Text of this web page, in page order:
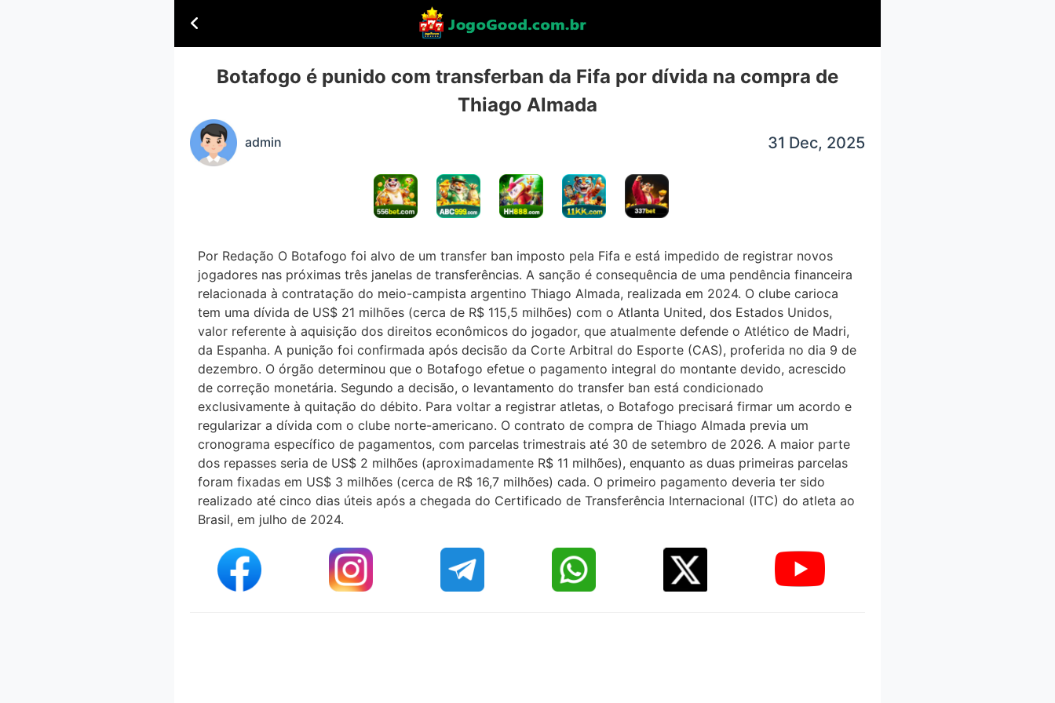
Botafogo é punido com transferban da Fifa por dívida na compra de
Thiago Almada
admin 31 Dec, 2025
Por Redação O Botafogo foi alvo de um transfer ban imposto pela Fifa e está impedido de registrar novos
jogadores nas próximas três janelas de transferências. A sanção é consequência de uma pendência financeira
relacionada à contratação do meio-campista argentino Thiago Almada, realizada em 2024. O clube carioca
tem uma dívida de US$ 21 milhões (cerca de R$ 115,5 milhões) com o Atlanta United, dos Estados Unidos,
valor referente à aquisição dos direitos econômicos do jogador, que atualmente defende o Atlético de Madri,
da Espanha. A punição foi confirmada após decisão da Corte Arbitral do Esporte (CAS), proferida no dia 9 de
dezembro. O órgão determinou que o Botafogo efetue o pagamento integral do montante devido, acrescido
de correção monetária. Segundo a decisão, o levantamento do transfer ban está condicionado
exclusivamente à quitação do débito. Para voltar a registrar atletas, o Botafogo precisará firmar um acordo e
regularizar a dívida com o clube norte-americano. O contrato de compra de Thiago Almada previa um
cronograma específico de pagamentos, com parcelas trimestrais até 30 de setembro de 2026. A maior parte
dos repasses seria de US$ 2 milhões (aproximadamente R$ 11 milhões), enquanto as duas primeiras parcelas
foram fixadas em US$ 3 milhões (cerca de R$ 16,7 milhões) cada. O primeiro pagamento deveria ter sido
realizado até cinco dias úteis após a chegada do Certificado de Transferência Internacional (ITC) do atleta ao
Brasil, em julho de 2024.